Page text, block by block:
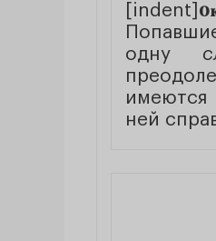
[indent]
одну
ней